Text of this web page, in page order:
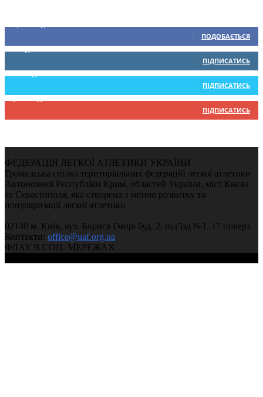
ПОДОБАЄТЬСЯ
0 Підписників
ПІДПИСАТИСЬ
234 Підписників
ПІДПИСАТИСЬ
9,370 Підписників
ПІДПИСАТИСЬ
ФЕДЕРАЦІЯ ЛЕГКОЇ АТЛЕТИКИ УКРАЇНИ
Громадська спілка територіальних федерацій легкої атлетики
Автономної Республіки Крим, областей України, міст Києва
та Севастополя, яка створена з метою розвитку та
популяризації легкої атлетики
02140 м. Київ, вул. Бориса Гмирі буд. 2, під’їзд №1, 17 поверх
Контакти: office@uaf.org.ua
ФЛАУ В СОЦ. МЕРЕЖАХ